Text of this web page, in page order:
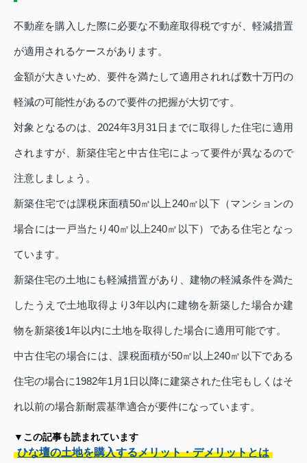
不動産を購入した際に必要な不動産取得税ですが、軽減措置
が適用されるケースがあります。
金額が大きいため、要件を満たして適用されれば数十万円の
軽減の可能性があるので要件の把握が大切です。
対象となるのは、2024年3月31日までに取得した住宅に適用
されますが、新築住宅と中古住宅によって要件が異なるので
注意しましょう。
新築住宅では課税床面積50㎡以上240㎡以下（マンションの
場合には一戸当たり40㎡以上240㎡以下）である住宅となっ
ています。
新築住宅の土地にも軽減措置があり、建物の軽減条件を満た
したうえで土地取得より3年以内に建物を新築した場合か建
物を新築後1年以内に土地を取得した場合に適用可能です。
中古住宅の場合には、課税面積が50㎡以上240㎡以下である
住宅の場合に1982年1月1日以降に建築された住宅もしくはそ
れ以前の場合新耐震基準適合が要件になっています。
▼この記事も読まれています
ひな壇の土地を購入するメリット・デメリットとは